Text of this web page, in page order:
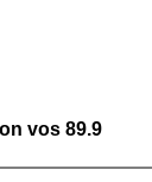
vos 89.9